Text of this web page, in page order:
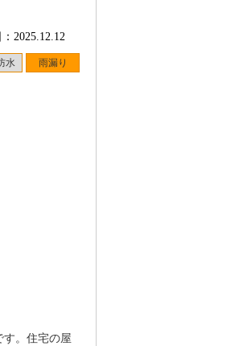
2025.12.12
水 雨漏り
。住宅の屋